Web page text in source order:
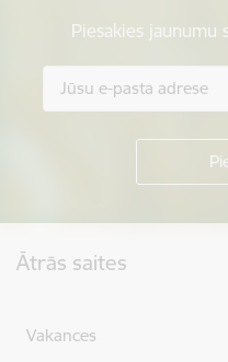
Piesakies jaunumu
Ātrās saites
Vakances